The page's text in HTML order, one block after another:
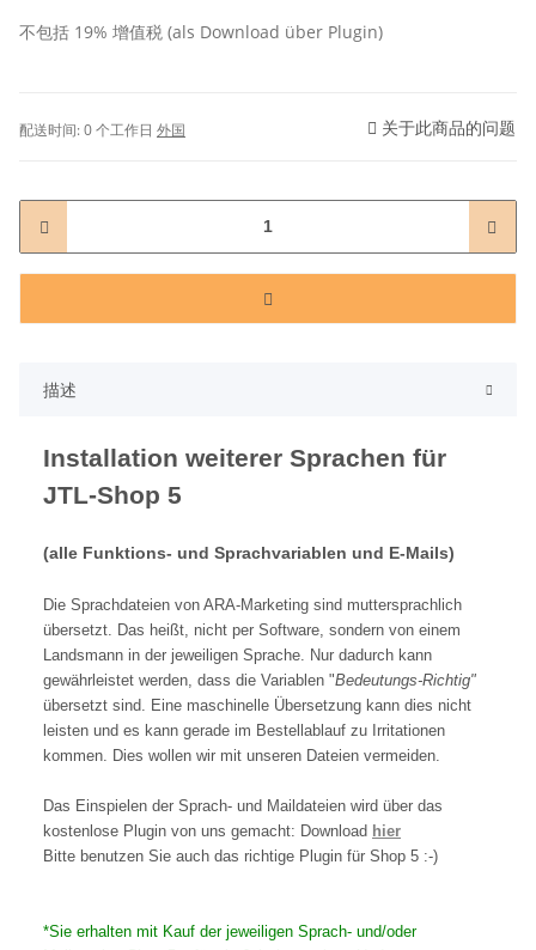
不包括 19% 增值税 (als Download über Plugin)
配送时间:0 个工作日 外国 关于此商品的问题
描述
Installation weiterer Sprachen für
JTL-Shop 5
(alle Funktions- und Sprachvariablen und E-Mails)
Die Sprachdateien von ARA-Marketing sind muttersprachlich
übersetzt. Das heißt, nicht per Software, sondern von einem
Landsmann in der jeweiligen Sprache. Nur dadurch kann
gewährleistet werden, dass die Variablen "Bedeutungs-Richtig"
übersetzt sind. Eine maschinelle Übersetzung kann dies nicht
leisten und es kann gerade im Bestellablauf zu Irritationen
kommen. Dies wollen wir mit unseren Dateien vermeiden.
Das Einspielen der Sprach- und Maildateien wird über das
kostenlose Plugin von uns gemacht: Download hier
Bitte benutzen Sie auch das richtige Plugin für Shop 5 :-)
*Sie erhalten mit Kauf der jeweiligen Sprach- und/oder